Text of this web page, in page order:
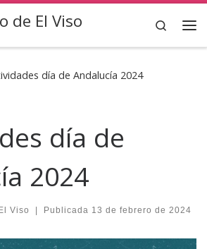
de El Viso Search
día de Andalucía 2024
día de
2024
Viso | Publicada 13 de febrero de 2024